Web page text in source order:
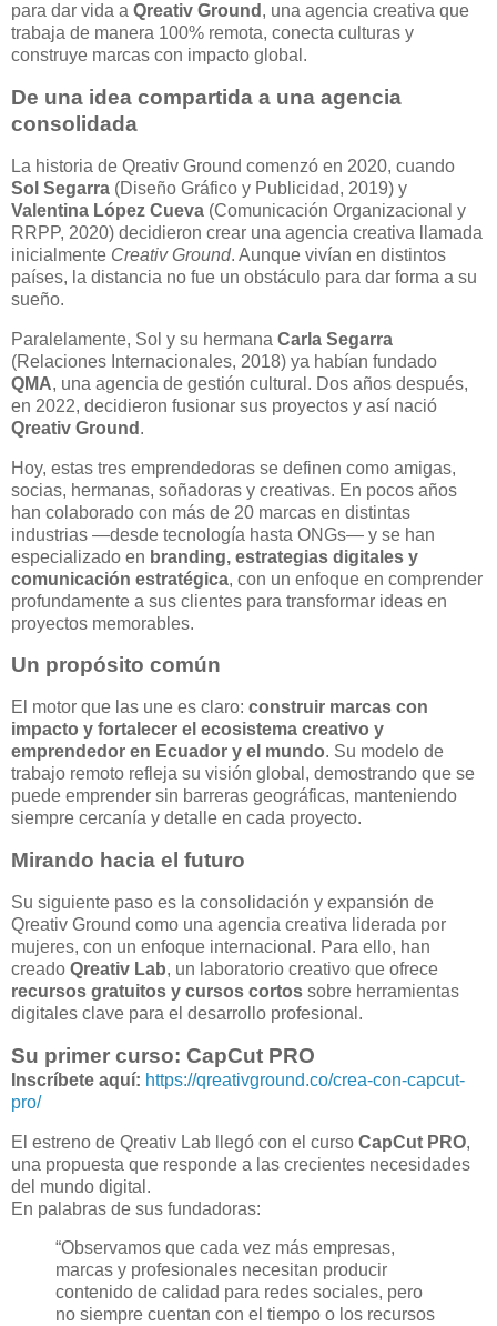
para dar vida a Qreativ Ground , una agencia creativa que
trabaja de manera 100% remota, conecta culturas y
construye marcas con impacto global.
De una idea compartida a una agencia
consolidada
La historia de Qreativ Ground comenzó en 2020, cuando
Sol Segarra (Diseño Gráfico y Publicidad, 2019) y
Valentina López Cueva (Comunicación Organizacional y
RRPP, 2020) decidieron crear una agencia creativa llamada
inicialmente Creativ Ground. Aunque vivían en distintos
países, la distancia no fue un obstáculo para dar forma a su
sueño.
Paralelamente, Sol y su hermana Carla Segarra
(Relaciones Internacionales, 2018) ya habían fundado
QMA, una agencia de gestión cultural. Dos años después,
en 2022, decidieron fusionar sus proyectos y así nació
Qreativ Ground .
Hoy, estas tres emprendedoras se definen como amigas,
socias, hermanas, soñadoras y creativas. En pocos años
han colaborado con más de 20 marcas en distintas
industrias —desde tecnología hasta ONGs— y se han
especializado en branding, estrategias digitales y
comunicación estratégica, con un enfoque en comprender
profundamente a sus clientes para transformar ideas en
proyectos memorables.
Un propósito común
El motor que las une es claro: construir marcas con
impacto y fortalecer el ecosistema creativo y
emprendedor en Ecuador y el mundo. Su modelo de
trabajo remoto refleja su visión global, demostrando que se
puede emprender sin barreras geográficas, manteniendo
siempre cercanía y detalle en cada proyecto.
Mirando hacia el futuro
Su siguiente paso es la consolidación y expansión de
Qreativ Ground como una agencia creativa liderada por
mujeres, con un enfoque internacional. Para ello, han
creado Qreativ Lab, un laboratorio creativo que ofrece
recursos gratuitos y cursos cortos sobre herramientas
digitales clave para el desarrollo profesional.
Su primer curso: CapCut PRO
Inscríbete aquí: https://qreativground.co/crea-con-capcut-
pro/
El estreno de Qreativ Lab llegó con el curso CapCut PRO,
una propuesta que responde a las crecientes necesidades
del mundo digital.
En palabras de sus fundadoras:
“Observamos que cada vez más empresas,
marcas y profesionales necesitan producir
contenido de calidad para redes sociales, pero
no siempre cuentan con el tiempo o los recursos